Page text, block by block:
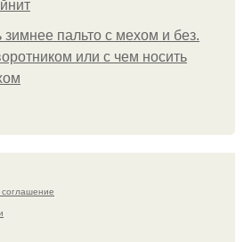
пальто с мехом и без.
или с чем носить
соглашение